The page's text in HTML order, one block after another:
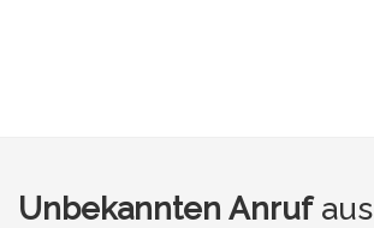
Unbekannten Anrufaus